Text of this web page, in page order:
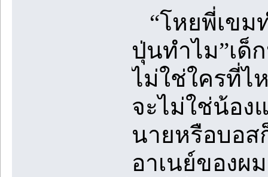
“โหยพี่เขม
ปุ่นทำไม”เด็
ไม่ใช่ใครที่ไ
จะไม่ใช่น้อง
นายหรือบอ
อาเนย์ของผ